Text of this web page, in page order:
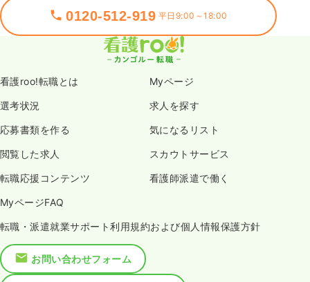
0120-512-919 平日9:00～18:00
看護roo!転職とは Myページ
選考状況 求人を探す
応募書類を作る 気になるリスト
閲覧した求人 スカウトサービス
転職応援コンテンツ 看護師派遣で働く
MyページFAQ
転職・派遣就業サポート利用規約および個人情報保護方針
お問い合わせフォーム